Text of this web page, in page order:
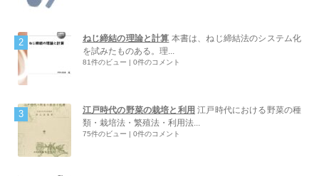
ねじ締結の理論と計算 本書は、ねじ締結法のシステム化
を試みたものある。理...
81件のビュー | 0件のコメント
江戸時代の野菜の栽培と利用 江戸時代における野菜の種
類・栽培法・繁殖法・利用法...
75件のビュー | 0件のコメント